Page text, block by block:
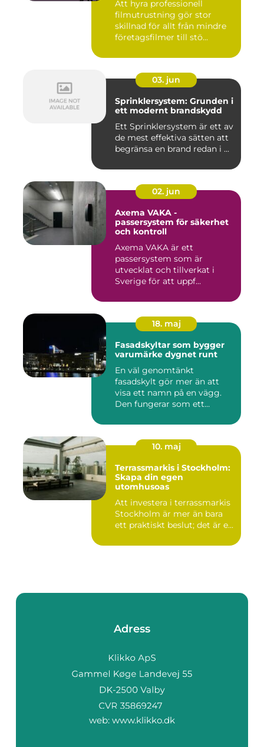
Att hyra professionell
filmutrustning gör stor
skillnad för allt från mindre
företagsfilmer till stö...
03. jun
Sprinklersystem: Grunden i
ett modernt brandskydd
Ett Sprinklersystem är ett av
de mest effektiva sätten att
begränsa en brand redan i ...
02. jun
Axema VAKA -
passersystem för säkerhet
och kontroll
Axema VAKA är ett
passersystem som är
utvecklat och tillverkat i
Sverige för att uppf...
18. maj
Fasadskyltar som bygger
varumärke dygnet runt
En väl genomtänkt
fasadskylt gör mer än att
visa ett namn på en vägg.
Den fungerar som ett
10. maj
Terrassmarkis i Stockholm:
Skapa din egen
utomhusoas
Att investera i terrassmarkis
Stockholm är mer än bara
ett praktiskt beslut; det är e...
Adress
web: www.klikko.dk